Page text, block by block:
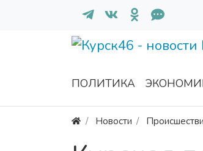
ПОЛИТИКА
Новости